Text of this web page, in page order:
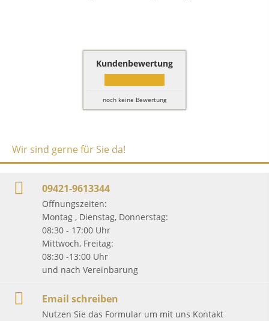
Kundenbewertung
noch keine Bewertung
Wir sind gerne für Sie da!
09421-9613344
Öffnungszeiten:
Montag , Dienstag, Donnerstag:
08:30 - 17:00 Uhr
Mittwoch, Freitag:
08:30 -13:00 Uhr
und nach Vereinbarung
Email schreiben
Nutzen Sie das Formular um mit uns Kontakt